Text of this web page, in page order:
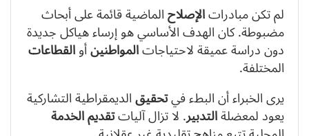
لم تكن مبادراتالإصلاحالماضية قائمة على أبحاث
مضبوطة. كان الهدف الأساسي هو إرساء هياكل جديدة
دون دراسة عميقة لاحتياجاتالمواطنينأوالقطاعات
المختلفة.
يرى الخبراء أن البطء فيتحقيقالديمقراطية التشاركية
يعود لمعضلةالتدبير. لا تزال آلياتتقديمالخدمة